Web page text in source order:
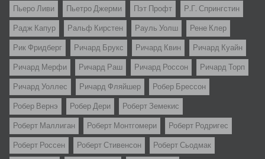
Пьеро Ливи Пьетро Джерми Пэт Профт Р.Г. Спрингстин
Радж Капур Ральф Кирстен Рауль Уолш Рене Клер
Рик Фридберг Ричард Брукс Ричард Квин Ричард Куайн
Ричард Мерфи Ричард Раш Ричард Россон Ричард Торп
Ричард Уоллес Ричард Фляйшер Робер Брессон
Робер Вернэ Робер Дери Роберт Земекис
Роберт Маллиган Роберт Монтгомери Роберт Родригес
Роберт Россен Роберт Стивенсон Роберт Сьодмак